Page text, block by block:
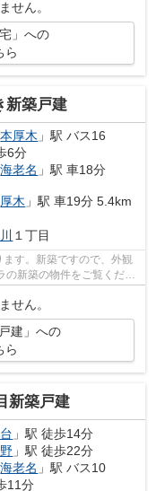
せん。
」への
ら
新築戸建
本厚木 」駅 バス16
6分
海老名 」駅 車18分
厚木 」駅 車19分 5.4km
１丁目
す。新築ですので、外観
の新築の物件をご覧くださ
せん。
建」への
ら
新築戸建
」駅 徒歩14分
」駅 徒歩22分
海老名 」駅 バス10
11分